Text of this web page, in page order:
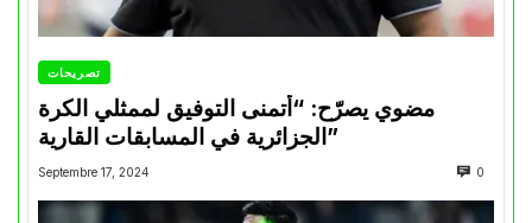
تصريحات
مضوي يصرّح: “أتمنى التوفيق لممثلي الكرة
الجزائرية في المسابقات القارية”
Septembre 17, 2024 0